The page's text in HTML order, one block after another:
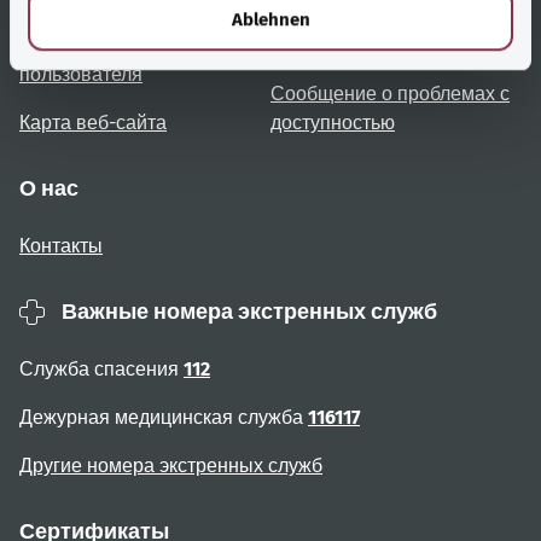
Ablehnen
Примечания для
пользователя
Карта веб-сайта
Доступность
Сообщение о проблемах с
доступностью
О нас
Контакты
Важные номера экстренных служб
Служба спасения 112
Дежурная медицинская служба 116117
Другие номера экстренных служб
Сертификаты